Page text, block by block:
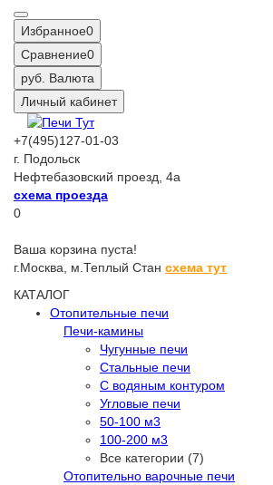
Избранное0
Сравнение0
руб. Валюта
Личный кабинет
+7(495)127-01-03
г. Подольск
Нефтебазовский проезд, 4а
схема проезда
0
Ваша корзина пуста!
г.Москва, м.Теплый Стан схема тут
КАТАЛОГ
Отопительные печи
Печи-камины
Чугунные печи
Стальные печи
С водяным контуром
Угловые печи
50-100 м3
100-200 м3
Все категории (7)
Отопительно варочные печи